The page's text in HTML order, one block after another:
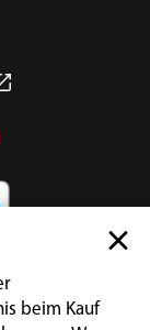
beim Kauf